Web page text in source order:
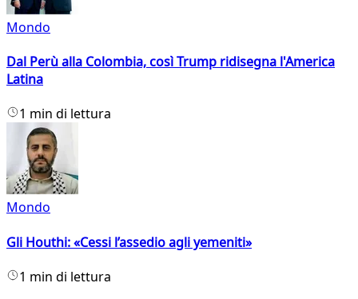
Mondo
Dal Perù alla Colombia, così Trump ridisegna l'America
Latina
1 min di lettura
Mondo
Gli Houthi: «Cessi l’assedio agli yemeniti»
1 min di lettura